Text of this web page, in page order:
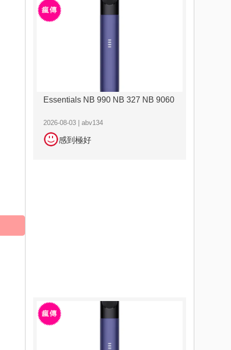
Essentials NB 990 NB 327 NB 9060
2026-08-03 | abv134
感到極好